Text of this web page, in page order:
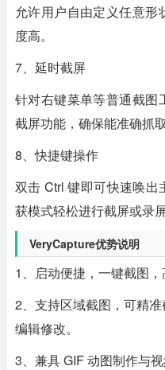
允许用户自由定义任意
度高。
7、延时截屏
针对右键菜单等普通截图
截屏功能，确保能准确抓
8、快捷键操作
双击 Ctrl 键即可快速唤
获模式轻松进行截屏或录屏
VeryCapture优势说明
1、启动便捷，一键截图，
2、支持区域截图，可精
编辑修改。
3、兼具 GIF 动图制作与视